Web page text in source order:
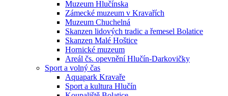
Muzeum Hlučínska
Zámecké muzeum v Kravařích
Muzeum Chuchelná
Skanzen lidových tradic a řemesel Bolatice
Skanzen Malé Hoštice
Hornické muzeum
Areál čs. opevnění Hlučín-Darkovičky
Sport a volný čas
Aquapark Kravaře
Sport a kultura Hlučín